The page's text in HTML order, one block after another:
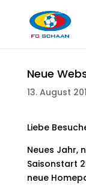
Neue
13. August
Liebe
Neues Jahr,
Saisonstart
neue